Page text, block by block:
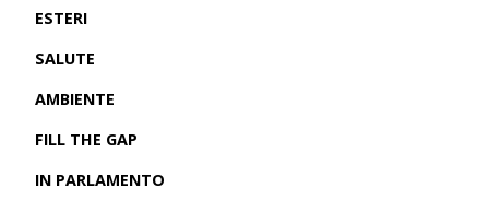
ESTERI
SALUTE
AMBIENTE
FILL THE GAP
IN PARLAMENTO